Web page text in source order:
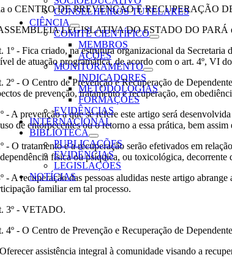
CONSELHEIROS TUTELARES
CIÊNCIA
COMITÊ CIENTÍFICO
MEMBROS
AÇÕES
MONITORAMENTO
INDICADORES
METODOLOGIAS
FORMAÇÕES
EVIDÊNCIAS
INTERNACIONAL
BIBLIOTECA
PUBLICAÇÕES
EVIDÊNCIAS
LEGISLAÇÕES
NOTÍCIAS
o CENTRO DE PREVENÇÃO E RECUPERAÇÃO
LEGISLATIVA DO ESTADO DO PARÁ
1º - Fica criado, na estrutura organizacional da
de atuação programática, de acordo com o art. 4º, VI
2º - O Centro de Prevenção e Recuperação de
de prevenção, tratamento e recuperação, em
- A prevenção a que se refere este artigo será
de entorpecentes ou o retorno a essa prática, bem
- O tratamento e a recuperação serão efetivados em
física ou psíquica, ou toxicológica, decorrente
- A recuperação das pessoas aludidas neste artigo
familiar em tal processo.
3º - VETADO.
4º - O Centro de Prevenção e Recuperação de
assistência integral à comunidade visando a